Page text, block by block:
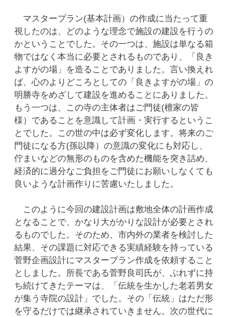
マスタープラン(基本計画）の作成に当たって重
視したのは、どのような理念で施設の建設を行うの
かということでした。その一つは、施設は単なる箱
物ではなく本当に必要とされるものであり、「良き
よすがの場」を造ることでありました。言い換えれ
ば、心のよりどころとしての「良きよすがの場」の
明勝寺をめざして建設を進めることにありました。
もう一つは、この寺の主体者はご門徒(檀家の皆
様）であることを意識して計画・実行するというこ
とでした。この世の中は必ず変化します。将来のご
門徒になる方(孫以降）の意識の変化にも対応し、
佇まいなどの無形のものを含めた機能を突き詰め、
経済的に過分なご負担をご門徒にお願いしなくても
良いような計画作りに苦慮いたしました。
このように今回の建設計画は敷地全体の計画作成
となることで、かなり大がかりな設計が必要とされ
るものでした。そのため、市内外の業者を検討した
結果、その課題に対応できる実績経験を持っている
菅野企画設計にマスタープラン作成を依頼すること
としました。所長である菅野良司氏が、ぶれずに持
ち続けてきたテーマは、「伝統を生かした老若男女
が集う寺院の設計」でした。その「伝統」はただ形
を守るだけでは継承されていきません。次の世代に